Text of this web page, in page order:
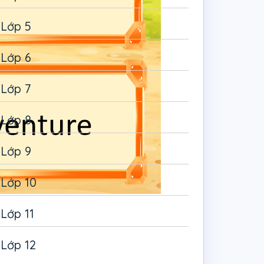
Lớp 5
Lớp 6
Lớp 7
Lớp 8
Lớp 9
Lớp 10
Lớp 11
Lớp 12